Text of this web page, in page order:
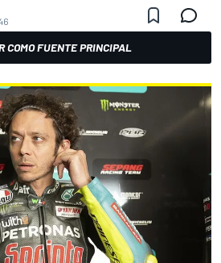
COMO FUENTE PRINCIPAL